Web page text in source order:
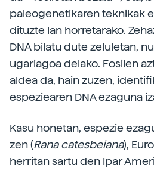
paleogenetikaren teknikak
dituzte lan horretarako.
DNA bilatu dute zeluletan,
ugariagoa delako. Fosilen
aldea da, hain zuzen,
espeziearen DNA ezaguna
Kasu honetan, espezie
zen (Rana catesbeiana),
herritan sartu den Ipar